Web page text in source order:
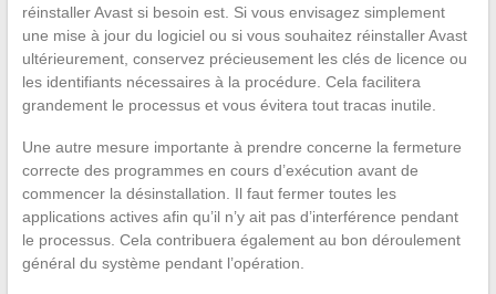
réinstaller Avast si besoin est. Si vous envisagez simplement
une mise à jour du logiciel ou si vous souhaitez réinstaller Avast
ultérieurement, conservez précieusement les clés de licence ou
les identifiants nécessaires à la procédure. Cela facilitera
grandement le processus et vous évitera tout tracas inutile.
Une autre mesure importante à prendre concerne la fermeture
correcte des programmes en cours d’exécution avant de
commencer la désinstallation. Il faut fermer toutes les
applications actives afin qu’il n’y ait pas d’interférence pendant
le processus. Cela contribuera également au bon déroulement
général du système pendant l’opération.